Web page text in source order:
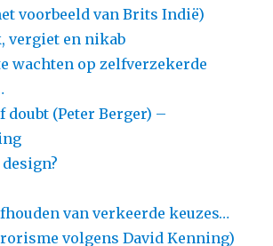
voorbeeld van Brits Indië)
vergiet en nikab
wachten op zelfverzekerde
doubt (Peter Berger) –
van verkeerde keuzes…
volgens David Kenning)